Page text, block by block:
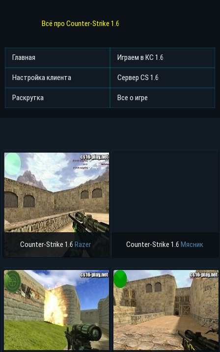
Всё про Counter-Strike 1.6
Главная Играем в КС 1.6
Настройка клиента Сервер CS 1.6
Раскрутка Все о игре
Counter-Strike 1.6Razer Counter-Strike 1.6 Мясник